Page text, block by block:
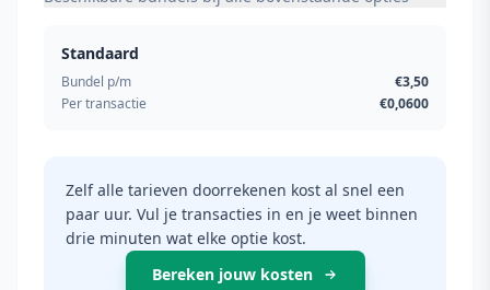
Standaard
Bundel p/m
€3,50
Per transactie
€0,0600
Zelf alle tarieven doorrekenen kost al snel een
paar uur. Vul je transacties in en je weet binnen
drie minuten wat elke optie kost.
Bereken jouw kosten